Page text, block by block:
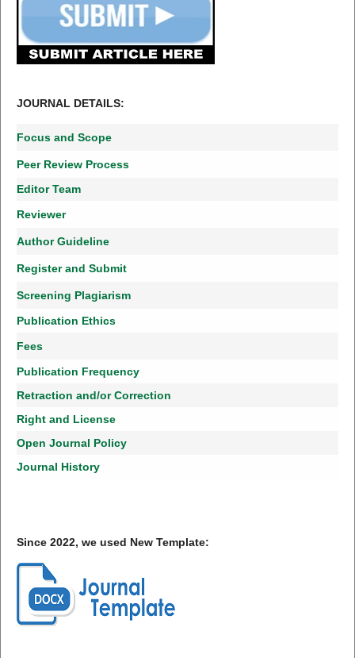
JOURNAL DETAILS:
Focus and Scope
Peer Review Process
Editor Team
Reviewer
Author Guideline
Register and Submit
Screening Plagiarism
Publication Ethics
Fees
Publication Frequency
Retraction and/or Correction
Right and License
Open Journal Policy
Journal History
Since 2022, we used New Template: